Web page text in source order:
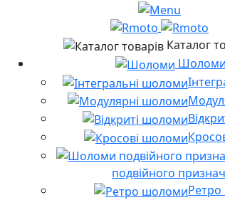
Каталог
Шоломи
подвійного